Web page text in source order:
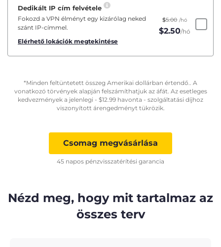
Dedikált IP cím felvétele
Fokozd a VPN élményt egy kizárólag neked
szánt IP-címmel.
Elérhető lokációk megtekintése
$5.00 /hó
$2.50/hó
*Minden feltüntetett összeg Amerikai dollárban értendő.. A
vonatkozó törvények alapján felszámíthatjuk az áfát. Az esetleges
kedvezmények a jelenlegi - $12.99 havonta - szolgáltatási díjhoz
viszonyított árengedményt tükrözik.
Csomag megvásárlása
45 napos pénzvisszatérítési garancia
Nézd meg, hogy mit tartalmaz az
összes terv